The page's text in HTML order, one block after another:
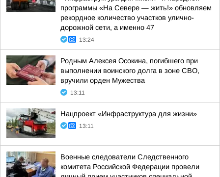
программы «На Севере — жить!» обновляем
рекордное количество участков улично-
дорожной сети, а именно 47
13:24
Родным Алексея Осокина, погибшего при
выполнении воинского долга в зоне СВО,
вручили орден Мужества
13:11
Нацпроект «Инфраструктура для жизни»
13:11
Военные следователи Следственного
комитета Российской Федерации провели